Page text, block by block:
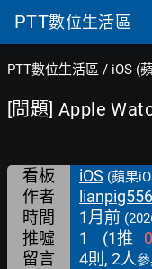
PTT數位生活區
PTT數位生活區 / iOS (
[問題] Apple
看板 iOS (蘋果
作者
時間 1月前
推噓 1 (1推 0
留言
4則, 2人